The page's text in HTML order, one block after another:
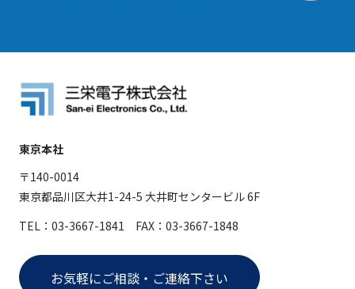
東京本社
〒140-0014
東京都品川区大井1-24-5 大井町センタービル 6F
TEL：03-3667-1841 FAX：03-3667-1848
お気軽にご相談・ご連絡下さい